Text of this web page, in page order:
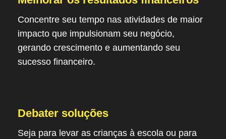
Concentre seu tempo nas atividades de maior
impacto que impulsionam seu negócio,
gerando crescimento e aumentando seu
sucesso financeiro.
Debater soluções
Seja para levar as crianças à escola ou para